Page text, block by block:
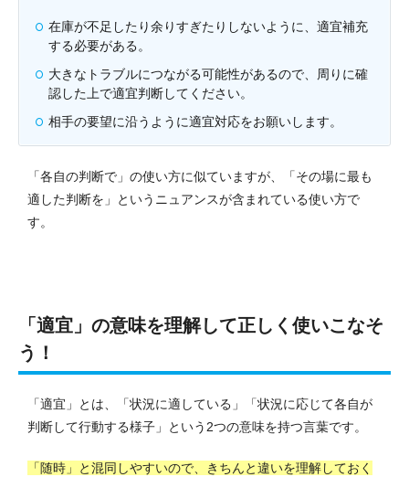
在庫が不足したり余りすぎたりしないように、適宜補充
する必要がある。
大きなトラブルにつながる可能性があるので、周りに確
認した上で適宜判断してください。
相手の要望に沿うように適宜対応をお願いします。
「各自の判断で」の使い方に似ていますが、「その場に最も
適した判断を」というニュアンスが含まれている使い方で
す。
「適宜」の意味を理解して正しく使いこなそ
う！
「適宜」とは、「状況に適している」「状況に応じて各自が
判断して行動する様子」という2つの意味を持つ言葉です。
「随時」と混同しやすいので、きちんと違いを理解しておく